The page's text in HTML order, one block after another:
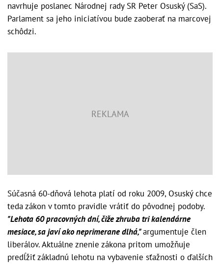
navrhuje poslanec Národnej rady SR Peter Osuský (SaS).
Parlament sa jeho iniciatívou bude zaoberať na marcovej
schôdzi.
Súčasná 60-dňová lehota platí od roku 2009, Osuský chce
teda zákon v tomto pravidle vrátiť do pôvodnej podoby.
"Lehota 60 pracovných dní, čiže zhruba tri kalendárne
mesiace, sa javí ako neprimerane dlhá,"argumentuje člen
liberálov. Aktuálne znenie zákona pritom umožňuje
predĺžiť základnú lehotu na vybavenie sťažnosti o ďalších